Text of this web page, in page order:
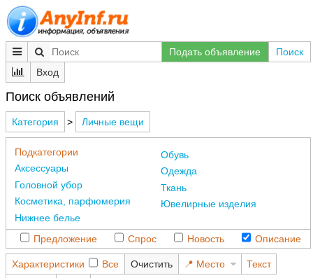
Подать объявление
Поиск
Вход
Поиск объявлений
Категория > Личные вещи
Подкатегории
Аксессуары
Головной убор
Косметика, парфюмерия
Нижнее белье
Обувь
Одежда
Ткань
Ювелирные изделия
Предложение Спрос Новость Описание
Характеристики Все Очистить Место
Текст